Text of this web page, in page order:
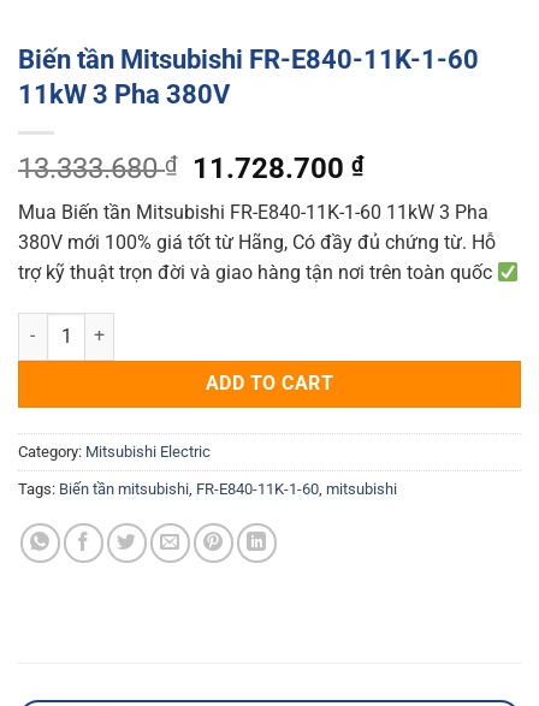
Biến tần Mitsubishi FR-E840-11K-1-60
11kW 3 Pha 380V
13.333.680₫
Original
price
was:
13.333.680 ₫.
11.728.700₫Current
price
is:
11.728.700
Mua Biến tần Mitsubishi FR-E840-11K-1-60 11kW 3 Pha
380V mới 100% giá tốt từ Hãng, Có đầy đủ chứng từ. Hỗ
trợ kỹ thuật trọn đời và giao hàng tận nơi trên toàn quốc
Biến tần Mitsubishi FR-E840-11K-1-60 11kW 3 Pha 380V quantity
ADD TO CART
Category: Mitsubishi Electric
Tags: Biến tần mitsubishi FR-E840-11K-1-60 mitsubishi